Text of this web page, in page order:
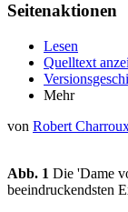
Seitenaktionen
Lesen
Quelltext
Mehr
von Robert
Abb. 1 Die 'Dame
beeindruckendsten